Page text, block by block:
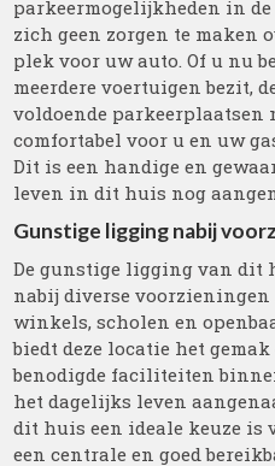
parkeermogelijkheden in
zich geen zorgen te maken
plek voor uw auto. Of u nu
meerdere voertuigen bezit,
voldoende parkeerplaatsen
comfortabel voor u en uw
Dit is een handige en
leven in dit huis nog
Gunstige ligging nabij
De gunstige ligging van dit
nabij diverse voorzieningen
winkels, scholen en
biedt deze locatie het
benodigde faciliteiten
het dagelijks leven
dit huis een ideale keuze is
een centrale en goed